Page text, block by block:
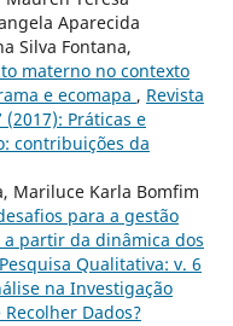
Aparecida
Silva Fontana,
materno no contexto
e ecomapa , Revista
Práticas e
contribuições da
Mariluce Karla Bomfim
para a gestão
partir da dinâmica dos
Qualitativa: v. 6
na Investigação
Dados?